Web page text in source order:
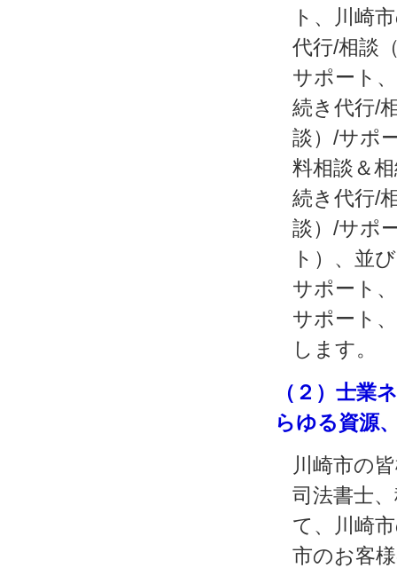
ト、川崎
代行/相談
サポート
続き代行/
談）/サポ
料相談＆
続き代行/
談）/サポ
ト）、並
サポート
サポート
します。
（２）士業
らゆる資源
川崎市の
司法書士
て、川崎
市のお客